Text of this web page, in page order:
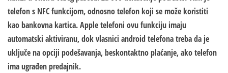
telefon s NFC funkcijom, odnosno telefon koji se može koristiti
kao bankovna kartica. Apple telefoni ovu funkciju imaju
automatski aktiviranu, dok vlasnici android telefona treba da je
uključe na opciji podešavanja, beskontaktno plaćanje, ako telefon
ima ugrađen predajnik.